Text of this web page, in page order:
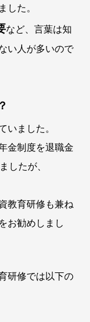
した。
など、言葉は知
い人が多いので
いました。
金制度を退職金
したが、
教育研修も兼ね
お勧めしまし
研修では以下の